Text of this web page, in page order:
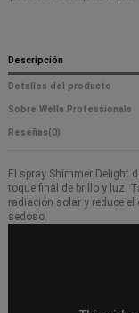
Descripción
Detalles del producto
Sobre Wella Professionals
Reseñas(0)
El spray Shimmer Delight
toque final de brillo y luz.
radiación solar y reduce
sedoso.